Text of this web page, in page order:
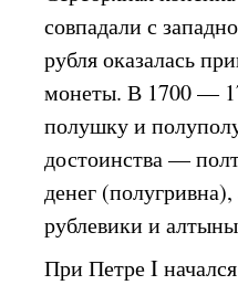
совпадали с
рубля оказалась
монеты. В 1700 —
полушку и
достоинства —
денег
рублевики и
При Петре I